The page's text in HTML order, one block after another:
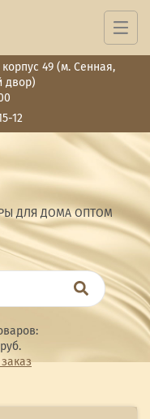
49 (м. Сенная,
двор)
12
ДЛЯ ДОМА ОПТОМ
руб.